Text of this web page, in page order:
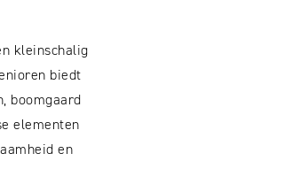
kleinschalig
biedt
boomgaard
elementen
en